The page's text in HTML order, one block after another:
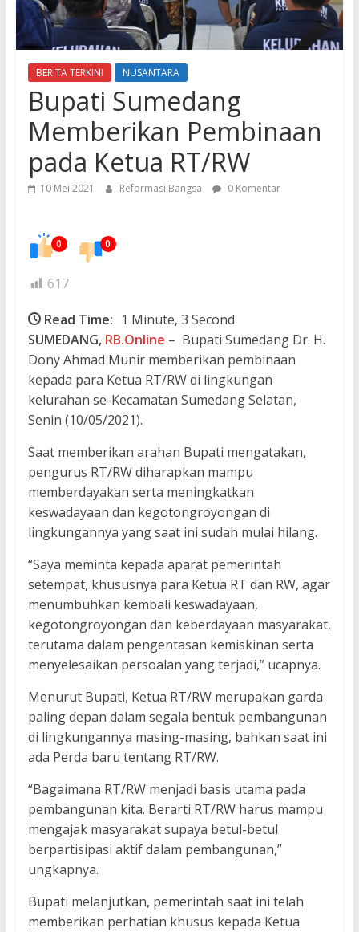
BERITA TERKINI NUSANTARA
Bupati Sumedang
Memberikan Pembinaan
pada Ketua RT/RW
10 Mei 2021 Reformasi Bangsa 0 Komentar
0 0
617
Read Time: 1 Minute, 3 Second
SUMEDANG, RB.Online – Bupati Sumedang Dr. H.
Dony Ahmad Munir memberikan pembinaan
kepada para Ketua RT/RW di lingkungan
kelurahan se-Kecamatan Sumedang Selatan,
Senin (10/05/2021).
Saat memberikan arahan Bupati mengatakan,
pengurus RT/RW diharapkan mampu
memberdayakan serta meningkatkan
keswadayaan dan kegotongroyongan di
lingkungannya yang saat ini sudah mulai hilang.
“Saya meminta kepada aparat pemerintah
setempat, khususnya para Ketua RT dan RW, agar
menumbuhkan kembali keswadayaan,
kegotongroyongan dan keberdayaan masyarakat,
terutama dalam pengentasan kemiskinan serta
menyelesaikan persoalan yang terjadi,” ucapnya.
Menurut Bupati, Ketua RT/RW merupakan garda
paling depan dalam segala bentuk pembangunan
di lingkungannya masing-masing, bahkan saat ini
ada Perda baru tentang RT/RW.
“Bagaimana RT/RW menjadi basis utama pada
pembangunan kita. Berarti RT/RW harus mampu
mengajak masyarakat supaya betul-betul
berpartisipasi aktif dalam pembangunan,”
ungkapnya.
Bupati melanjutkan, pemerintah saat ini telah
memberikan perhatian khusus kepada Ketua